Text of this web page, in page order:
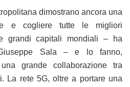
dimostrano ancora una
e cogliere tutte le migliori
grandi capitali mondiali – ha
Sala – e lo fanno,
grande collaborazione tra
La rete 5G, oltre a portare una